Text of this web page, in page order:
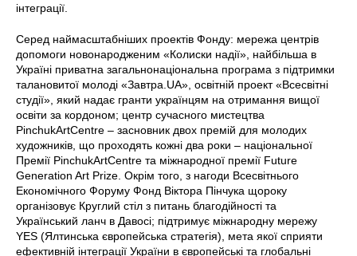
інтеграції.
Серед наймасштабніших проектів Фонду: мережа центрів
допомоги новонародженим «Колиски надії», найбільша в
Україні приватна загальнонаціональна програма з підтримки
талановитої молоді «Завтра.UA», освітній проект «Всесвітні
студії», який надає гранти українцям на отримання вищої
освіти за кордоном; центр сучасного мистецтва
PinchukArtCentre – засновник двох премій для молодих
художників, що проходять кожні два роки – національної
Премії PinchukArtCentre та міжнародної премії Future
Generation Art Prize. Окрім того, з нагоди Всесвітнього
Економічного Форуму Фонд Віктора Пінчука щороку
організовує Круглий стіл з питань благодійності та
Український ланч в Давосі; підтримує міжнародну мережу
YES (Ялтинська європейська стратегія), мета якої сприяти
ефективній інтеграції України в європейські та глобальні